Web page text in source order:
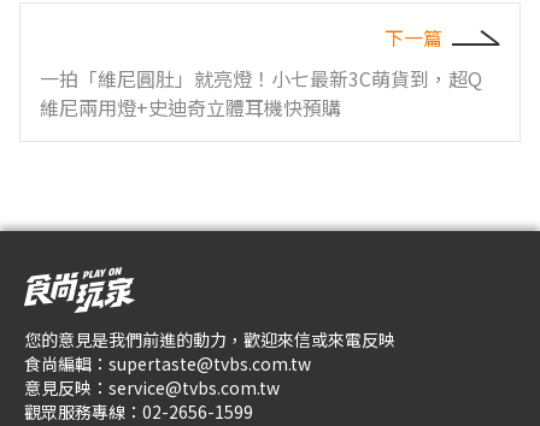
下一篇
一拍「維尼圓肚」就亮燈！小七最新3C萌貨到，超Q
維尼兩用燈+史迪奇立體耳機快預購
您的意見是我們前進的動力，歡迎來信或來電反映
食尚編輯： supertaste@tvbs.com.tw
意見反映： service@tvbs.com.tw
觀眾服務專線： 02-2656-1599